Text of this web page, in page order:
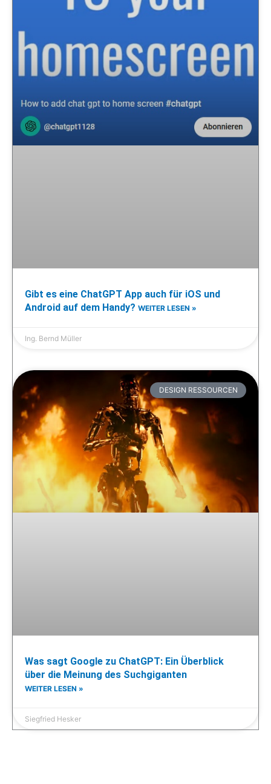
Gibt es eine ChatGPT App auch für iOS und
Android auf dem Handy? WEITER LESEN »
Ing. Bernd Müller
DESIGN RESSOURCEN
Was sagt Google zu ChatGPT: Ein Überblick
über die Meinung des Suchgiganten
WEITER LESEN »
Siegfried Hesker